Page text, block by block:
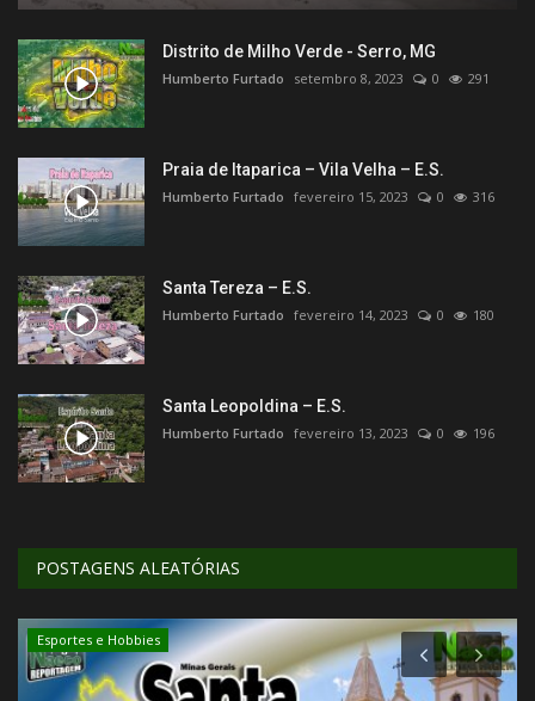
Distrito de Milho Verde - Serro, MG
Humberto Furtado setembro 8, 2023 0 291
Praia de Itaparica – Vila Velha – E.S.
Humberto Furtado fevereiro 15, 2023 0 316
Santa Tereza – E.S.
Humberto Furtado fevereiro 14, 2023 0 180
Santa Leopoldina – E.S.
Humberto Furtado fevereiro 13, 2023 0 196
POSTAGENS ALEATÓRIAS
Esportes e Hobbies